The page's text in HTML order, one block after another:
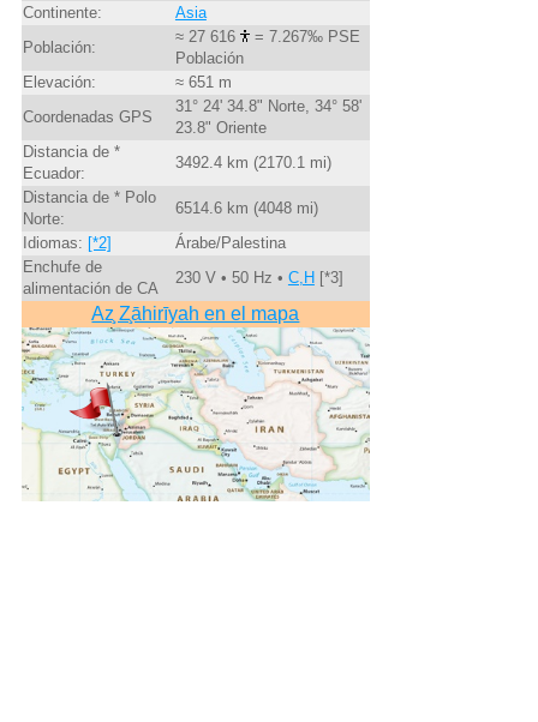
Continente:
Asia
Población:
≈ 27 616
= 7.267‰ PSE
Población
Elevación:
≈ 651 m
Coordenadas GPS
31° 24' 34.8" Norte, 34° 58'
23.8" Oriente
Distancia de *
Ecuador:
3492.4 km (2170.1 mi)
Distancia de * Polo
Norte:
6514.6 km (4048 mi)
Idiomas: [*2]
Árabe/Palestina
Enchufe de
alimentación de CA
230 V • 50 Hz • C,H [*3]
Az̧ Z̧āhirīyah en el mapa